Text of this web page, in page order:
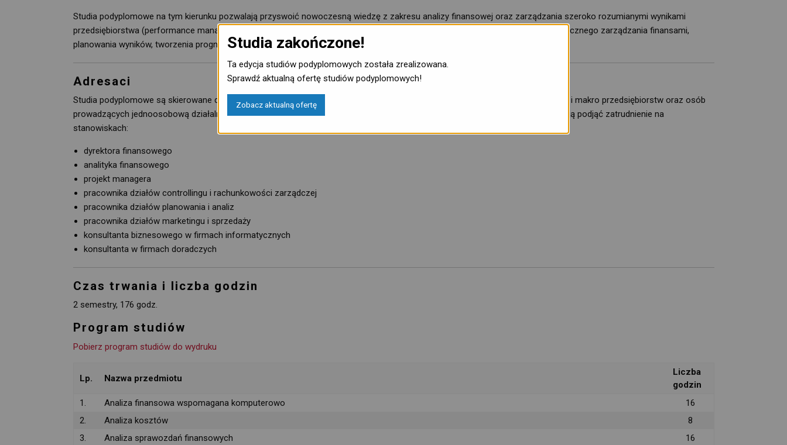
Studia podyplomowe na tym kierunku pozwalają przyswoić nowoczesną wiedzę z zakresu analizy finansowej oraz zarządzania szeroko rozumianymi wynikami
przedsiębiorstwa (performance management). W trakcie zajęć słuchacze rozwijają umiejętność analitycznego myślenia i strategicznego zarządzania finansami,
planowania wyników, tworzenia prognoz i szacowania ryzyka.
Adresaci
Studia podyplomowe są skierowane do pracowników firm produkcyjnych, usługowych i handlowych, zarówno z sektora mikro jak i makro przedsiębiorstw oraz osób
prowadzących jednoosobową działalność gospodarczą. To dobre przygotowanie merytoryczne dla osób, które pracują lub planują podjąć zatrudnienie na
stanowiskach:
dyrektora finansowego
analityka finansowego
projekt managera
pracownika działów controllingu i rachunkowości zarządczej
pracownika działów planowania i analiz
pracownika działów marketingu i sprzedaży
konsultanta biznesowego w firmach informatycznych
konsultanta w firmach doradczych
Czas trwania i liczba godzin
2 semestry, 176 godz.
Program studiów
Pobierz program studiów do wydruku
Lp. Nazwa przedmiotu
Liczba
godzin
1.
Analiza finansowa wspomagana komputerowo
16
2.
Analiza kosztów
8
3.
Analiza sprawozdań finansowych
16
Studia zakończone!
Ta edycja studiów podyplomowych została zrealizowana.
Sprawdź aktualną ofertę studiów podyplomowych!
Zobacz aktualną ofertę